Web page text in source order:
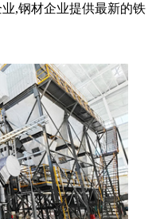
,钢材企业提供最新的铁